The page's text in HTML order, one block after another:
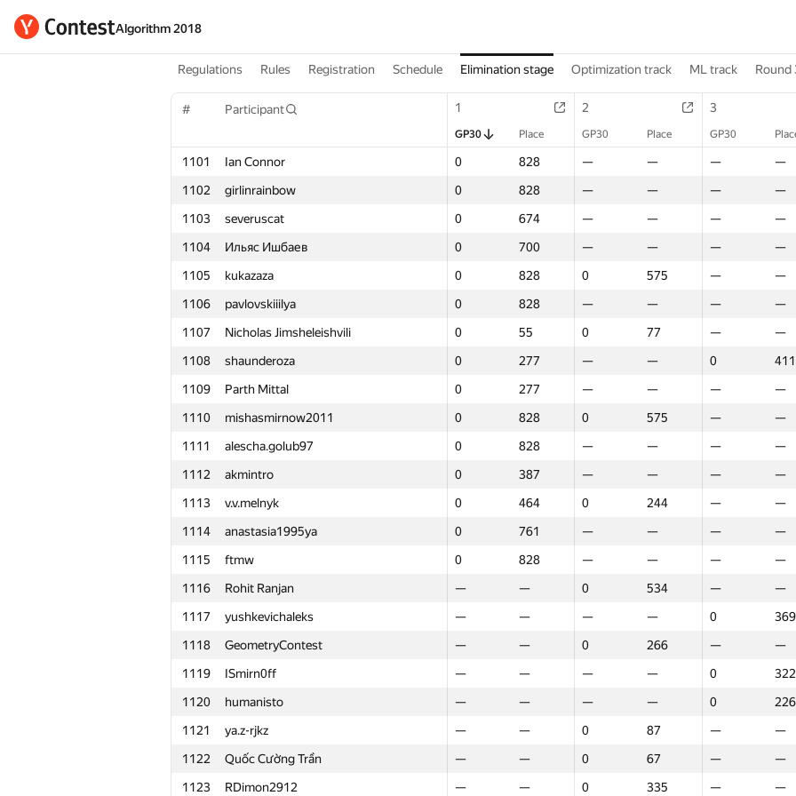
Algorithm 2018
Regulations Rules Registration Schedule Elimination stage Optimization track ML track Round
# Participant 1 2 3
GP30 Place GP30 Place GP30
1101 Ian Connor 0 828 — — —
—
1102
girlinrainbow 0 828 — — —
—
1103
severuscat 0 674 — — —
—
1104
Ильяс Ишбаев 0 700 — — —
—
1105
kukazaza 0 828 0 575 —
—
1106
pavlovskiiilya 0 828 — — —
—
1107
Nicholas Jimsheleishvili 0 55 0 77 —
—
1108
shaunderoza 0 277 — — 0
411
1109
Parth Mittal 0 277 — — —
—
1110
mishasmirnow2011 0 828 0 575 —
—
1111
alescha.golub97 0 828 — — —
—
1112
akmintro 0 387 — — —
—
1113
v.v.melnyk 0 464 0 244 —
—
1114
anastasia1995ya 0 761 — — —
—
1115
ftmw 0 828 — — —
—
1116
Rohit Ranjan — — 0 534 —
—
1117
yushkevichaleks — — — — 0
369
1118
GeometryContest — — 0 266 —
—
1119
ISmirn0ff — — — — 0
322
1120
humanisto — — — — 0
226
1121
ya.z-rjkz — — 0 87 —
—
1122
Quốc Cường Trần — — 0 67 —
—
1123
RDimon2912 — — 0 335 —
—
Participant 2
GP30 Place